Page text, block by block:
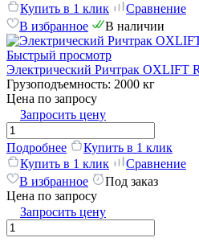
Купить в 1 клик
Сравнение
В избранное
В наличии
Быстрый просмотр
Электрический Ричтрак OXLIFT
Грузоподъемность: 2000 кг
Цена по запросу
Запросить цену
Подробнее
Купить в 1 клик
Купить в 1 клик
Сравнение
В избранное
Под заказ
Цена по запросу
Запросить цену